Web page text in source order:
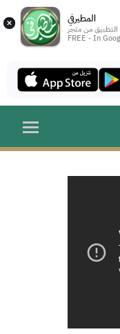
× المطيرفي
FREE - In